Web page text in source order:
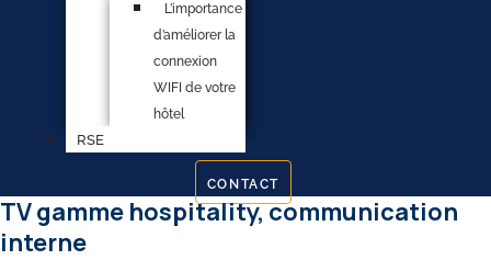
L’importance
d’améliorer la
connexion
WIFI de votre
hôtel
RSE
CONTACT
TV gamme hospitality, communication
interne